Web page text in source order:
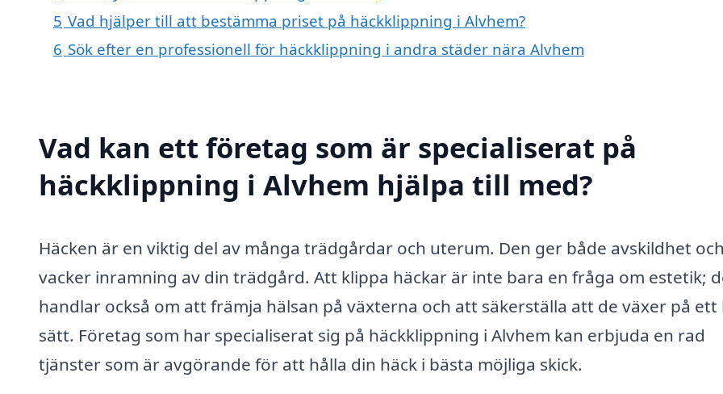
5 Vad hjälper till att bestämma priset på häckklippning i Alvhem?
6 Sök efter en professionell för häckklippning i andra städer nära Alvhem
Vad kan ett företag som är specialiserat på
häckklippning i Alvhem hjälpa till med?
Häcken är en viktig del av många trädgårdar och uterum. Den ger både avskildhet
vacker inramning av din trädgård. Att klippa häckar är inte bara en fråga om estetik;
handlar också om att främja hälsan på växterna och att säkerställa att de växer på ett
sätt. Företag som har specialiserat sig på häckklippning i Alvhem kan erbjuda en rad
tjänster som är avgörande för att hålla din häck i bästa möjliga skick.